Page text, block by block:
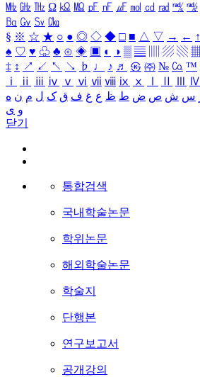
㎒ ㎓ ㎔ Ω ㏀ ㏁ ㎊ ㎋ ㎌ ㏖ ㏅ ㎭ ㎮ ㎯
㏃ ㏉ ㏜ ㏆
§ ※ ☆ ★ ○ ● ◎ ◇ ◆ □ ■ △ ▽ → ← ↑
♠ ♡ ♥ ♧ ♣ ⊙ ◈ ▣ ◐ ◑ ▒ ▤ ▨ ▧
‡ ↕ ↗ ↙ ↖ ↘ ♭ ♩ ♪ ♬ ㉿ ㈜ № ㏇ ™
ⅰ
ⅱ ⅲ ⅳ ⅴ ⅵ ⅶ ⅷ ⅸ ⅹ Ⅳ
س ش ص ض ط ظ ع غ ف ق ک ل م ن ه
و ی
닫기
통합검색
국내학술논문
학위논문
해외학술논문
학술지
단행본
연구보고서
공개강의